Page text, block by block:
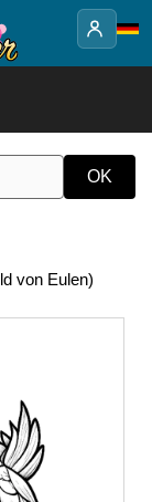
von Eulen)